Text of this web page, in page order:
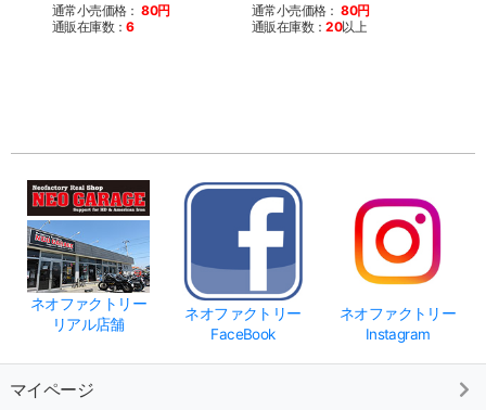
通常小売価格： 80円
通販在庫数：6
通常小売価格： 80円
通販在庫数：20以上
ネオファクトリー
リアル店舗
ネオファクトリー
FaceBook
ネオファクトリー
Instagram
マイページ